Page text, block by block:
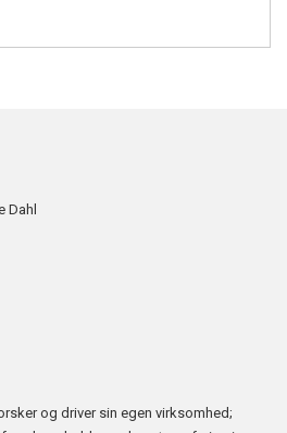
Dahl
og driver sin egen virksomhed;